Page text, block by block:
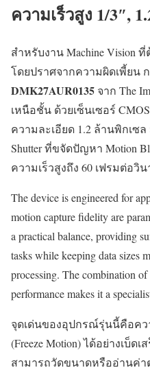
ความเร็วสูง 1/3″,
สำหรับงาน Machine Vision
โดยปราศจากความผิดเพี้ยน
DMK27AUR0135 จาก The
เหนือชั้น ด้วยเซ็นเซอร์
ความละเอียด 1.2 ล้านพิกเซ
Shutter ที่ขจัดปัญหา Motion
ความเร็วสูงถึง 60 เฟรมต่อวิ
The device is engineered for
motion capture fidelity are
a practical balance, providing
tasks while keeping data sizes
processing. The combination
performance makes it a
จุดเด่นของอุปกรณ์รุ่นนี้คือค
(Freeze Motion) ได้อย่างเบ็
สามารถวัดขนาดหรืออ่านค่า